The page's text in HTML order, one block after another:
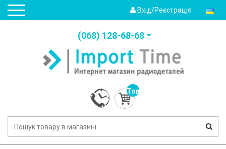
Вхід/Реєстрація
(‎068) 128-68-68
Товарів:
0
(0.0грн.)